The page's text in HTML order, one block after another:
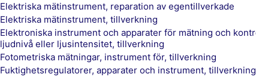
Elektriska mätinstrument, reparation av egentillverkade
Elektriska mätinstrument, tillverkning
Elektroniska instrument och apparater för mätning och kontroll av värmemängd,
ljudnivå eller ljusintensitet, tillverkning
Fotometriska mätningar, instrument för, tillverkning
Fuktighetsregulatorer, apparater och instrument, tillverkning